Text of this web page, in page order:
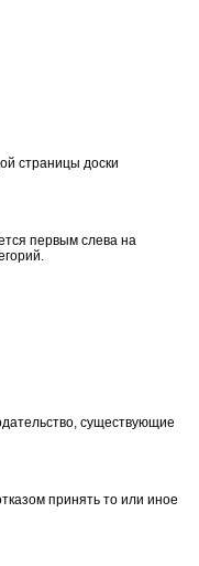
страницы доски
первым слева на
существующие
принять то или иное